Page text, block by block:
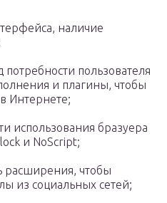
наличие
потребности пользователя
и плагины, чтобы
Интернете;
использования бразуера
и NoScript;
расширения, чтобы
из социальных сетей;